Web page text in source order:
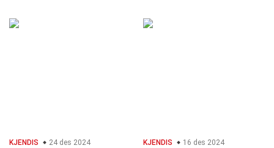
KJENDIS 24 des 2024 KJENDIS 16 des 2024